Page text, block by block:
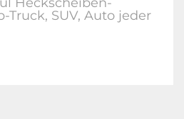
Truck, SUV, Auto jeder